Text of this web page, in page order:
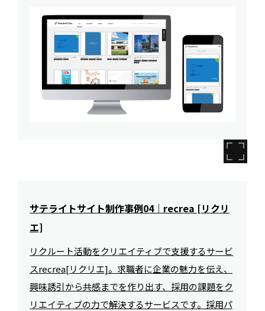
サテライトサイト制作事例04｜recrea [リクリ
エ]
リクルート活動をクリエイティブで支援するサービ
スrecrea[リクリエ]。求職者に企業の魅力を伝え、
興味誘引から共感までを作り出す、採用の課題をク
リエイティブの力で解決するサービスです。採用パ